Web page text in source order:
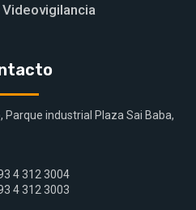
Parque industrial Plaza Sai Baba,
4 312 3004
4 312 3003